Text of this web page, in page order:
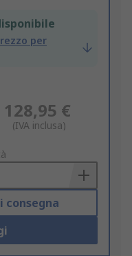
per
128,95 €
(IVA inclusa)
consegna